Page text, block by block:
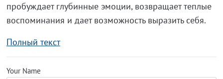
пробуждает глубинные эмоции, возвращает теплые
воспоминания и дает возможность выразить себя.
Полный текст
Your Name